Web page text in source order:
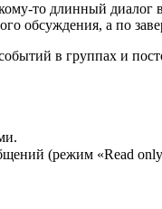
то длинный диалог
обсуждения, а по
в группах и
(режим «Read